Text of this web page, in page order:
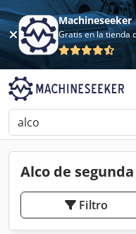
Machineseeker
Alco de
Filtro